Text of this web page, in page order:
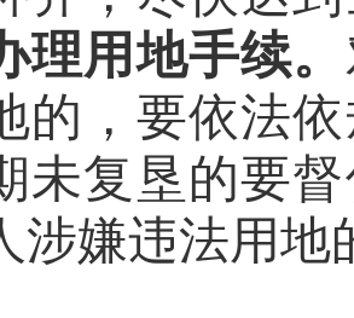
理用地手续。
的，要依法
未复垦的要
涉嫌违法用地